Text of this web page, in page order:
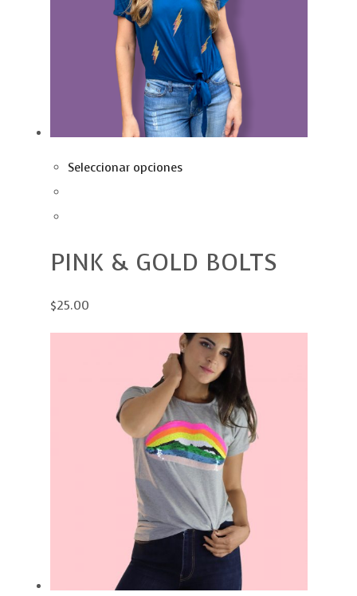
Seleccionar opciones
PINK & GOLD BOLTS
$25.00